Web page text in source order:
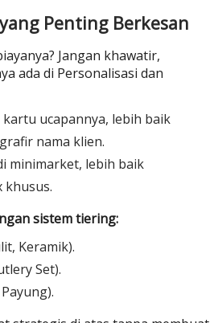
Penting Berkesan
Jangan khawatir,
ada di Personalisasi dan
ucapannya, lebih baik
nama klien.
minimarket, lebih baik
khusus.
sistem tiering:
Keramik).
Set).